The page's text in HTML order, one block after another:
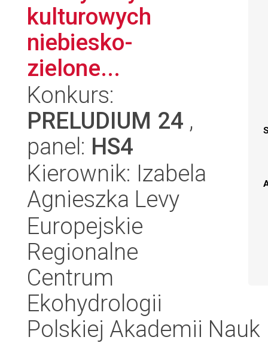
kulturowych
niebiesko-
zielone...
Konkurs:
PRELUDIUM 24 ,
panel: HS4
Kierownik: Izabela
Agnieszka Levy
Europejskie
Regionalne
Centrum
Ekohydrologii
Polskiej Akademii Nauk